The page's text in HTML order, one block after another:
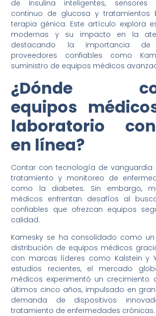
de insulina inteligentes, sensores
continuo de glucosa y tratamientos
terapia génica. Este artículo explora
modernas y su impacto en la
destacando la importancia
proveedores confiables como
suministro de equipos médicos
¿Dónde
equipos
laboratorio
en línea?
Contar con tecnología de vanguardia
tratamiento y monitoreo de
como la diabetes. Sin embargo,
médicos enfrentan desafíos al
confiables que ofrezcan equipos
calidad.
Kamesky se ha consolidado como
distribución de equipos médicos
con marcas líderes como Kalstein y
estudios recientes, el mercado
médicos experimentó un crecimiento
últimos cinco años, impulsado en
demanda de dispositivos
tratamiento de enfermedades crónicas.